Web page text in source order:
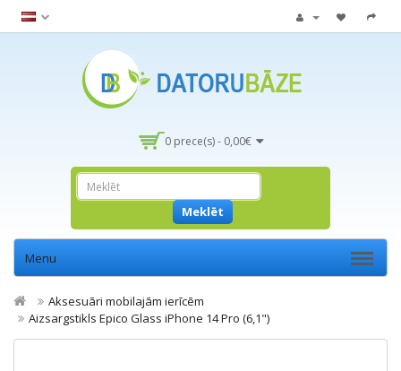
0 prece(s) - 0,00€
Meklēt
Menu
Aksesuāri mobilajām ierīcēm
Aizsargstikls Epico Glass iPhone 14 Pro (6,1")